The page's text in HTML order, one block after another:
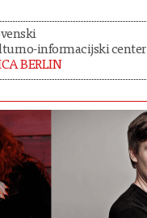
informacijski center
BERLIN